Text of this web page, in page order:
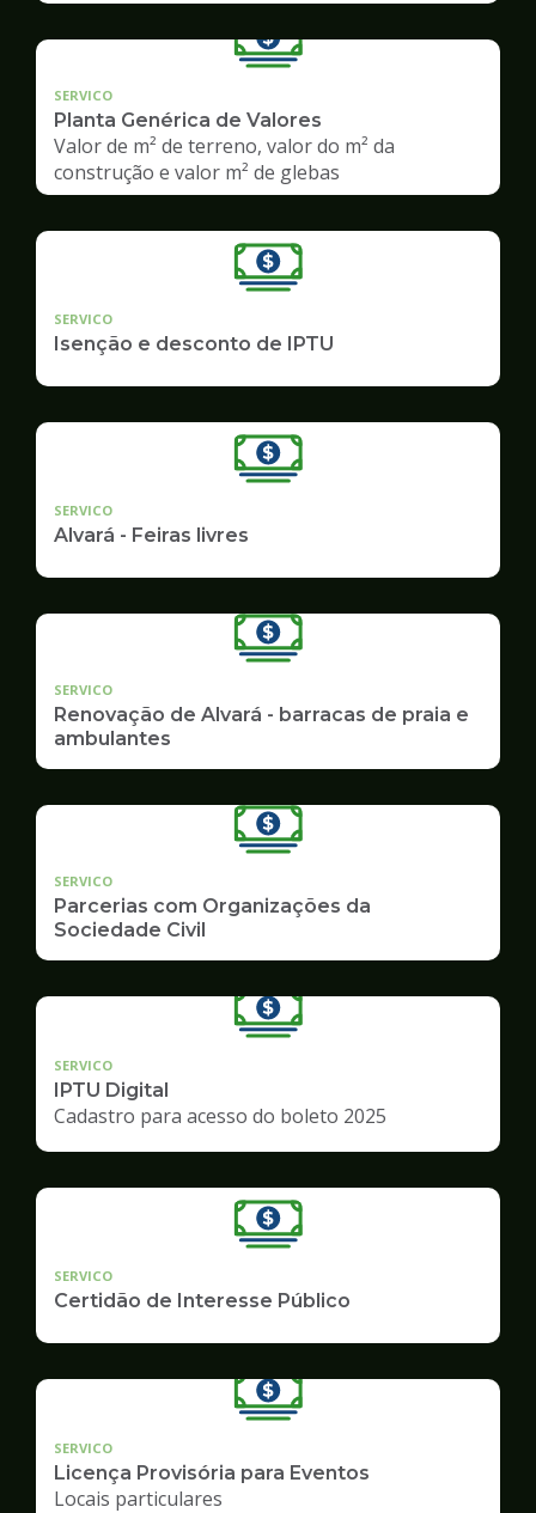
SERVICO
Planta Genérica de Valores
Valor de m² de terreno, valor do m² da
construção e valor m² de glebas
SERVICO
Isenção e desconto de IPTU
SERVICO
Alvará - Feiras livres
SERVICO
Renovação de Alvará - barracas de praia e
ambulantes
SERVICO
Parcerias com Organizações da
Sociedade Civil
SERVICO
IPTU Digital
Cadastro para acesso do boleto 2025
SERVICO
Certidão de Interesse Público
SERVICO
Licença Provisória para Eventos
Locais particulares